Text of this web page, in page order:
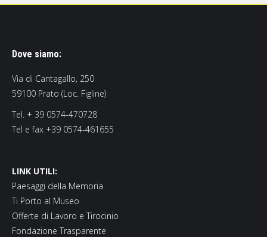
Dove siamo:
Via di Cantagallo, 250
59100 Prato (Loc. Figline)
Tel. + 39 0574-470728
Tel e fax +39 0574-461655
LINK UTILI:
Paesaggi della Memoria
Ti Porto al Museo
Offerte di Lavoro e Tirocinio
Fondazione Trasparente